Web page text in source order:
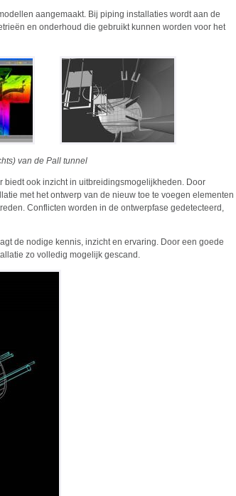
aangemaakt. Bij piping installaties wordt aan de
en onderhoud die gebruikt kunnen worden voor het
van de Pall tunnel
biedt ook inzicht in uitbreidingsmogelijkheden. Door
met het ontwerp van de nieuw toe te voegen elementen
Conflicten worden in de ontwerpfase gedetecteerd,
de nodige kennis, inzicht en ervaring. Door een goede
zo volledig mogelijk gescand.